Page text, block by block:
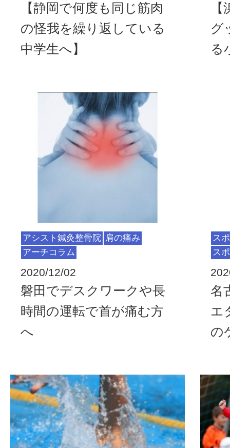
【静岡で何度も同じ筋肉
の怪我を繰り返している
中学生へ】
グ
る
アシスト鍼灸整骨院 肩の痛み
アーチコラム
2020/12/02
磐田でデスクワークや長
時間の運転で首が痛む方
へ
ス
ス
名
エ
の